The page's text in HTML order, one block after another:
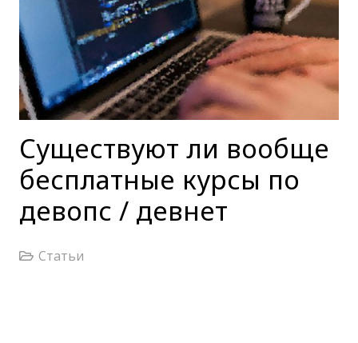
Существуют ли вообще
бесплатные курсы по
девопс / девнет
Статьи